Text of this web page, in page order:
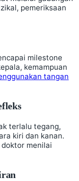
pemeriksaan
milestone
kemampuan
tangan
terlalu tegang,
kiri dan kanan.
menilai